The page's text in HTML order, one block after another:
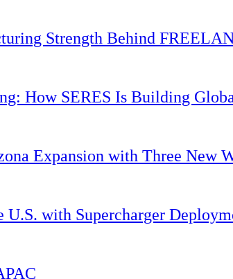
Strength Behind
How SERES Is Building
Expansion with Three New
U.S. with Supercharger